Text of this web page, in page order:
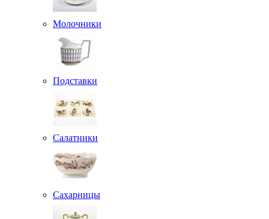
Молочники
Подставки
Салатники
Сахарницы